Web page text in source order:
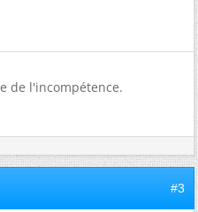
de l'incompétence.
#3